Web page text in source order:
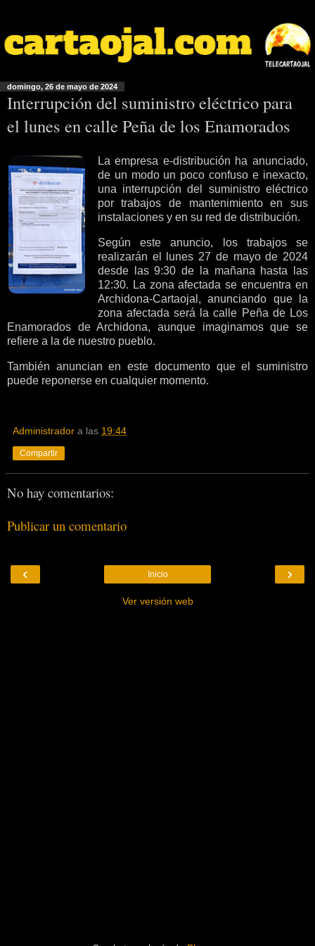
domingo, 26 de mayo de 2024
Interrupción del suministro eléctrico para
el lunes en calle Peña de los Enamorados
La empresa e-distribución ha anunciado,
de un modo un poco confuso e inexacto,
una interrupción del suministro eléctrico
por trabajos de mantenimiento en sus
instalaciones y en su red de distribución.
Según este anuncio, los trabajos se
realizarán el lunes 27 de mayo de 2024
desde las 9:30 de la mañana hasta las
12:30. La zona afectada se encuentra en
Archidona-Cartaojal, anunciando que la
zona afectada será la calle Peña de Los
Enamorados de Archidona, aunque imaginamos que se
refiere a la de nuestro pueblo.
También anuncian en este documento que el suministro
puede reponerse en cualquier momento.
Administrador a las 19:44
Compartir
No hay comentarios:
Publicar un comentario
‹ ›
Inicio
Ver versión web